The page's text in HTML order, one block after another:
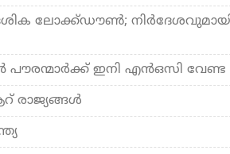
ലോക്ക്ഡൗണ്‍;
പൗരന്മാര്‍ക്ക് ഇനി എന്‍ഒസി വേണ്ട
രാജ്യങ്ങള്‍